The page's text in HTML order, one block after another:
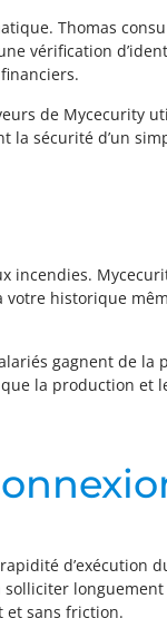
Thomas
vérification
de Mycecurity
sécurité d’un
incendies.
historique
gagnent de la
la production et
d’exécution
solliciter
et sans friction.